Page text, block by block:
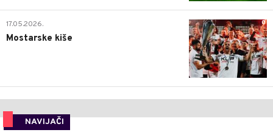
0
17.05.2026.
Mostarske kiše
NAVIJAČI